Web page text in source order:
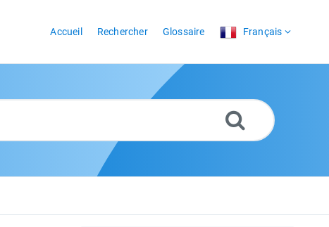
Accueil Rechercher Glossaire Français